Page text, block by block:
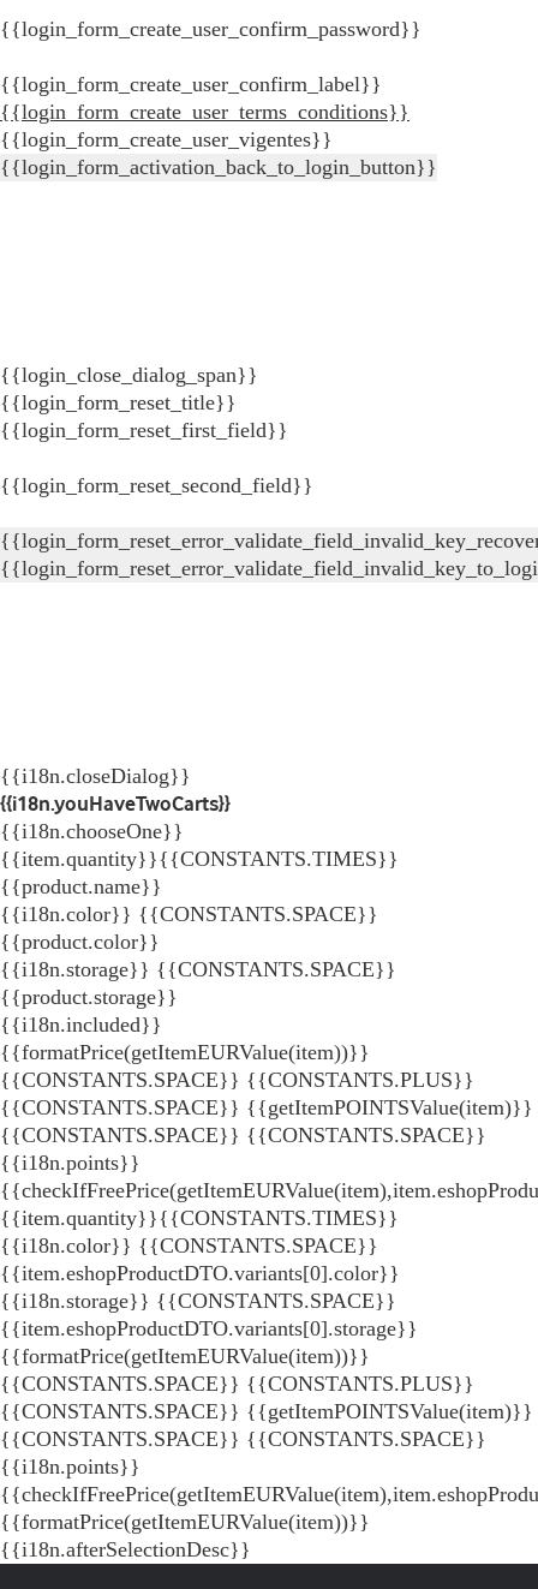
{{login_form_create_user_confirm_password}}
{{login_form_create_user_confirm_label}}
{{login_form_create_user_terms_conditions}}
{{login_form_create_user_vigentes}}
{{login_form_activation_back_to_login_button}}
{{login_close_dialog_span}}
{{login_form_reset_title}}
{{login_form_reset_first_field}}
{{login_form_reset_second_field}}
{{i18n.closeDialog}}
{{i18n.youHaveTwoCarts}}
{{i18n.chooseOne}}
{{item.quantity}}{{CONSTANTS.TIMES}}
{{product.name}}
{{i18n.color}} {{CONSTANTS.SPACE}}
{{product.color}}
{{i18n.storage}} {{CONSTANTS.SPACE}}
{{product.storage}}
{{i18n.included}}
{{formatPrice(getItemEURValue(item))}}
{{CONSTANTS.SPACE}} {{CONSTANTS.PLUS}}
{{CONSTANTS.SPACE}} {{getItemPOINTSValue(item)}}
{{CONSTANTS.SPACE}} {{CONSTANTS.SPACE}}
{{i18n.points}}
{{item.quantity}}{{CONSTANTS.TIMES}}
{{i18n.color}} {{CONSTANTS.SPACE}}
{{item.eshopProductDTO.variants[0].color}}
{{i18n.storage}} {{CONSTANTS.SPACE}}
{{item.eshopProductDTO.variants[0].storage}}
{{formatPrice(getItemEURValue(item))}}
{{CONSTANTS.SPACE}} {{CONSTANTS.PLUS}}
{{CONSTANTS.SPACE}} {{getItemPOINTSValue(item)}}
{{CONSTANTS.SPACE}} {{CONSTANTS.SPACE}}
{{i18n.points}}
{{formatPrice(getItemEURValue(item))}}
{{i18n.afterSelectionDesc}}